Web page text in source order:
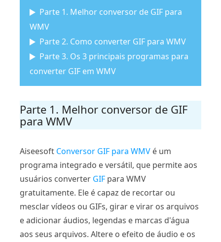
Parte 1. Melhor conversor de GIF para
WMV
Parte 2. Como converter GIF para WMV
Parte 3. Os 3 principais programas para
converter GIF em WMV
Parte 1. Melhor conversor de GIF
para WMV
Aiseesoft Conversor GIF para WMV é um
programa integrado e versátil, que permite aos
usuários converter GIF para WMV
gratuitamente. Ele é capaz de recortar ou
mesclar vídeos ou GIFs, girar e virar os arquivos
e adicionar áudios, legendas e marcas d'água
aos seus arquivos. Altere o efeito de áudio e os